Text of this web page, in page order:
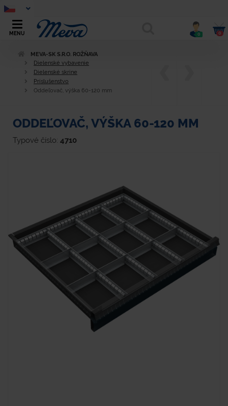
MENU 0 0
MEVA-SK S.R.O. ROŽŇAVA
Dielenské vybavenie
Dielenské skrine
Príslušenstvo
Oddeľovač, výška 60-120 mm
ODDEĽOVAČ, VÝŠKA 60-120 MM
Typové číslo: 4710